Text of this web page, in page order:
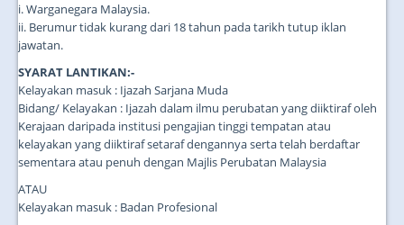
i. Warganegara Malaysia.
ii. Berumur tidak kurang dari 18 tahun pada tarikh tutup iklan
jawatan.
SYARAT LANTIKAN:-
Kelayakan masuk : Ijazah Sarjana Muda
Bidang/ Kelayakan : Ijazah dalam ilmu perubatan yang diiktiraf oleh
Kerajaan daripada institusi pengajian tinggi tempatan atau
kelayakan yang diiktiraf setaraf dengannya serta telah berdaftar
sementara atau penuh dengan Majlis Perubatan Malaysia
ATAU
Kelayakan masuk : Badan Profesional